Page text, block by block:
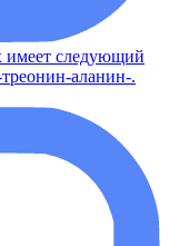
имеет следующий
аланин-.